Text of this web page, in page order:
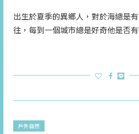
出生於夏季的異鄉人，對於海總是
往，每到一個城市總是好奇他是否
戶外自然